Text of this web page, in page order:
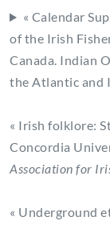
« Calendar
of the Irish
Canada. Indian
the Atlantic and
« Irish folklore:
Concordia
Association for
« Underground